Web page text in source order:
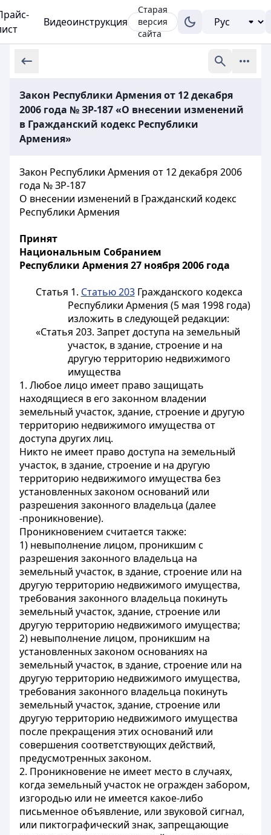
Видеоинструкция
Старая
версия
сайта
Закон Республики Армения от 12 декабря
2006 года № ЗР-187 «О внесении изменений
в Гражданский кодекс Республики
Армения»
Закон Республики Армения от 12 декабря 2006
года № ЗР-187
О внесении изменений в Гражданский кодекс
Республики Армения
Принят
Национальным Собранием
Республики Армения 27 ноября 2006 года
Статья 1. Статью 203Гражданского кодекса
Республики Армения (5 мая 1998 года)
изложить в следующей редакции:
«Статья 203. Запрет доступа на земельный
участок, в здание, строение и на
другую территорию недвижимого
имущества
1. Любое лицо имеет право защищать
находящиеся в его законном владении
земельный участок, здание, строение и другую
территорию недвижимого имущества от
доступа других лиц.
Никто не имеет право доступа на земельный
участок, в здание, строение и на другую
территорию недвижимого имущества без
установленных законом оснований или
разрешения законного владельца (далее
-проникновение).
Проникновением считается также:
1) невыполнение лицом, проникшим с
разрешения законного владельца на
земельный участок, в здание, строение или на
другую территорию недвижимого имущества,
требования законного владельца покинуть
земельный участок, здание, строение или
другую территорию недвижимого имущества;
2) невыполнение лицом, проникшим на
установленных законом основаниях на
земельный участок, в здание, строение или на
другую территорию недвижимого имущества,
требования законного владельца покинуть
земельный участок, здание, строение или
другую территорию недвижимого имущества
после прекращения этих оснований или
совершения соответствующих действий,
предусмотренных законом.
2. Проникновение не имеет место в случаях,
когда земельный участок не огражден забором,
изгородью или не имеется какое-либо
письменное объявление, или звуковой сигнал,
или пиктографический знак, запрещающие